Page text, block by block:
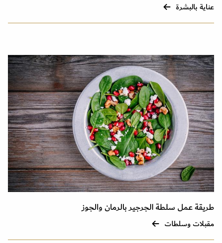
عناية بالبشرة
طريقة عمل سلطة الجرجير بالرمان والجوز
مقبلات وسلطات